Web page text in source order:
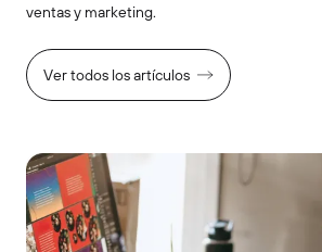
ventas y marketing.
Ver todos los artículos